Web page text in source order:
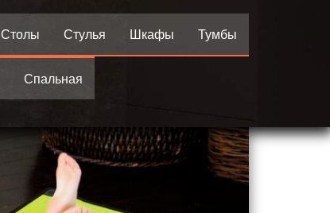
Столы Стулья Шкафы Тумбы
Спальная